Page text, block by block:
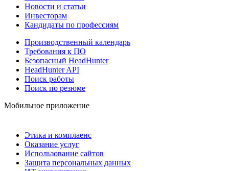
Новости и статьи
Инвесторам
Кандидаты по профессиям
Производственный календарь
Требования к ПО
Безопасный HeadHunter
HeadHunter API
Поиск работы
Поиск по резюме
Мобильное приложение
Этика и комплаенс
Оказание услуг
Использование сайтов
Защита персональных данных